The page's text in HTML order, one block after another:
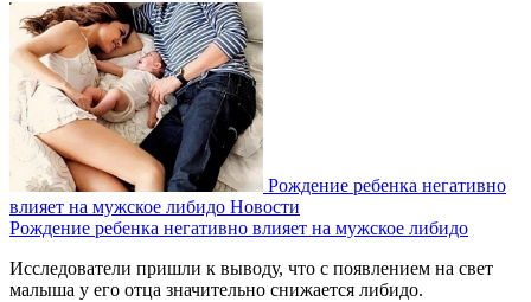
Рождение ребенка негативно
влияет на мужское либидо Новости
Рождение ребенка негативно влияет на мужское либидо
Исследователи пришли к выводу, что с появлением на свет
малыша у его отца значительно снижается либидо.